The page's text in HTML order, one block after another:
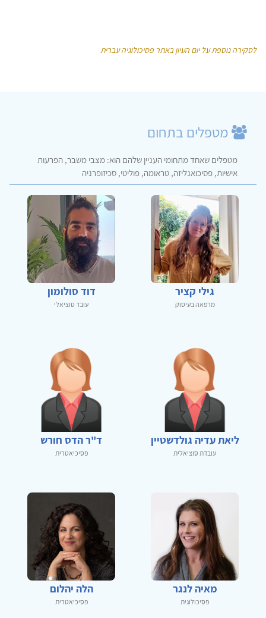
לסקירה נוספת על יום העיון באתר פסיכולוגיה עברית
מטפלים בתחום
מטפלים שאחד מתחומי העניין שלהם הוא: מצבי משבר, הפרעות
אישיות, פסיכואנליזה, טראומה, פוליטי, סכיזופרניה
גילי קציר
מרפאה בעיסוק
דוד סולומון
עובד סוציאלי
ליאת עדיה גולדשטיין
עובדת סוציאלית
ד"ר הדס חורש
פסיכיאטרית
מאיה לנגר
פסיכולוגית
הלה יהלום
פסיכיאטרית